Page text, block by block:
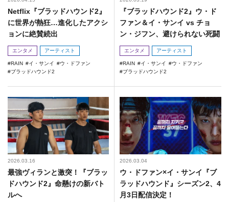
Netflix『ブラッドハウンド2』
に世界が熱狂…進化したアクシ
ョンに絶賛続出
エンタメ アーティスト
RAIN イ・サンイ
ウ・ドファン
ブラッドハウンド2
『ブラッドハウンド2』ウ・ド
ファン＆イ・サンイ vs チョ
ン・ジフン、避けられない死闘
エンタメ アーティスト
RAIN イ・サンイ
ウ・ドファン
ブラッドハウンド2
2026.03.16
最強ヴィランと激突！『ブラッ
ドハウンド2』命懸けの新バト
ルへ
2026.03.04
ウ・ドファン×イ・サンイ『ブ
ラッドハウンド』シーズン2、4
月3日配信決定！